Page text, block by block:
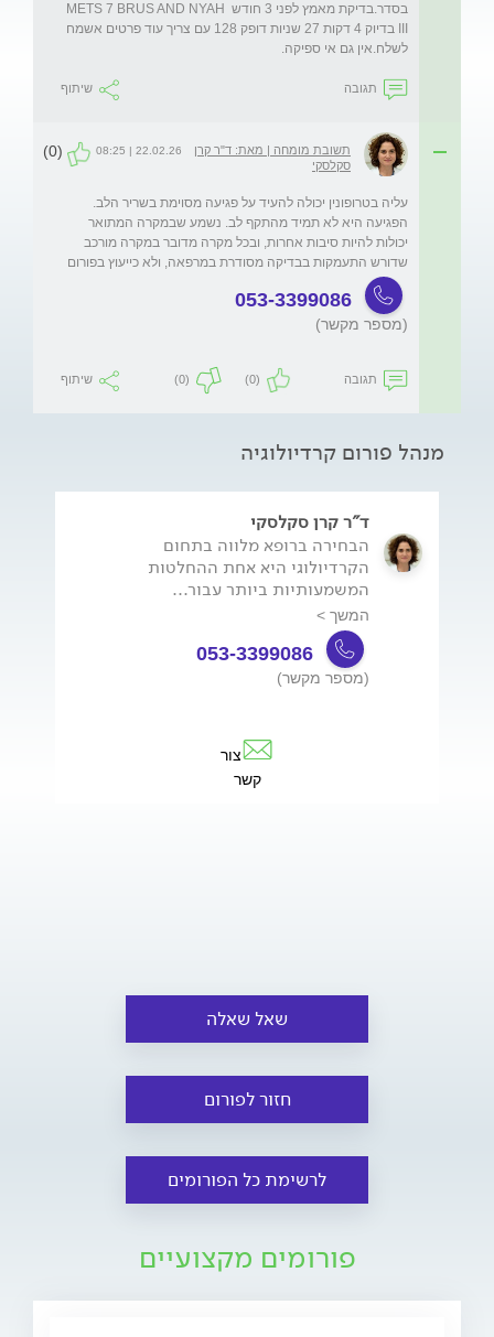
בסדר.בדיקת מאמץ לפני 3 חודש METS 7 BRUS AND NYAH
III בדיוק 4 דקות 27 שניות דופק 128 עם צריך עוד פרטים אשמח
לשלח.אין גם אי ספיקה.
תגובה שיתוף
תשובת מומחה | מאת: ד"ר קרן
סקלסקי
22.02.26 | 08:25
(0)
עליה בטרופונין יכולה להעיד על פגיעה מסוימת בשריר הלב.
הפגיעה היא לא תמיד מהתקף לב. נשמע שבמקרה המתואר
יכולות להיות סיבות אחרות, ובכל מקרה מדובר במקרה מורכב
שדורש התעמקות בבדיקה מסודרת במרפאה, ולא כייעוץ בפורום
053-3399086
(מספר מקשר)
תגובה (0)
(0) שיתוף
מנהל פורום קרדיולוגיה
ד"ר קרן סקלסקי
הבחירה ברופא מלווה בתחום
הקרדיולוגי היא אחת ההחלטות
המשמעותיות ביותר עבור...
המשך >
053-3399086
(מספר מקשר)
צור
קשר
שאל שאלה
חזור לפורום
לרשימת כל הפורומים
פורומים מקצועיים